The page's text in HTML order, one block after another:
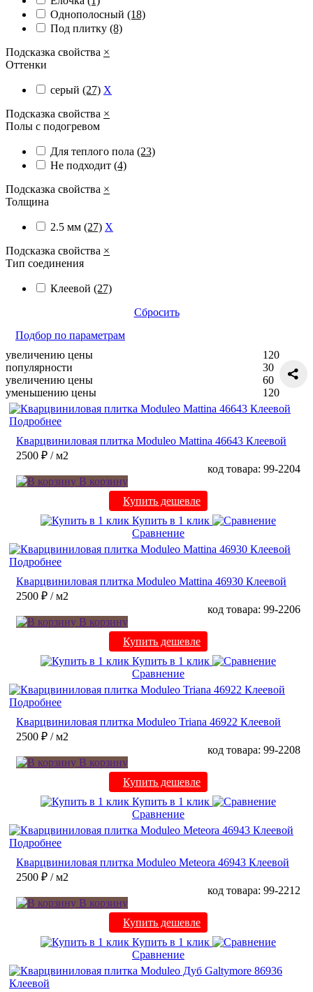
Однополосный (18)
Под плитку (8)
Подсказка свойства ×
Оттенки
серый (27) X
Подсказка свойства ×
Полы с подогревом
Для теплого пола (23)
Не подходит (4)
Подсказка свойства ×
Толщина
2.5 мм (27) X
Подсказка свойства ×
Тип соединения
Клеевой (27)
Сбросить
Подбор по параметрам
увеличению цены
популярности
увеличению цены
уменьшению цены
120
30
60
120
Подробнее
Кварцвиниловая плитка Moduleo Mattina 46643 Клеевой
2500 ₽ / м2
код товара: 99-2204
В корзину
Купить дешевле
Купить в 1 клик
Сравнение
Подробнее
Кварцвиниловая плитка Moduleo Mattina 46930 Клеевой
2500 ₽ / м2
код товара: 99-2206
В корзину
Купить дешевле
Купить в 1 клик
Сравнение
Подробнее
Кварцвиниловая плитка Moduleo Triana 46922 Клеевой
2500 ₽ / м2
код товара: 99-2208
В корзину
Купить дешевле
Купить в 1 клик
Сравнение
Подробнее
Кварцвиниловая плитка Moduleo Meteora 46943 Клеевой
2500 ₽ / м2
код товара: 99-2212
В корзину
Купить дешевле
Купить в 1 клик
Сравнение